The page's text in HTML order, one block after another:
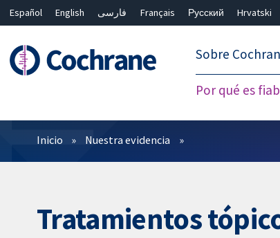
Español English فارسی Français Русский Hrvatski
Sobre
Por qué es
Filtros
Inicio Nuestra evidencia
Tratamientos